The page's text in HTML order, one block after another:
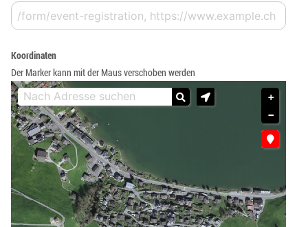
Koordinaten
Der Marker kann mit der Maus verschoben werden
+
−